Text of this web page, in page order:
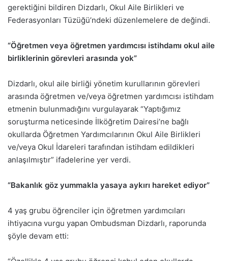
gerektiğini bildiren Dizdarlı, Okul Aile Birlikleri ve
Federasyonları Tüzüğü’ndeki düzenlemelere de değindi.
“Öğretmen veya öğretmen yardımcısı istihdamı okul aile
birliklerinin görevleri arasında yok”
Dizdarlı, okul aile birliği yönetim kurullarının görevleri
arasında öğretmen ve/veya öğretmen yardımcısı istihdam
etmenin bulunmadığını vurgulayarak “Yaptığımız
soruşturma neticesinde İlköğretim Dairesi’ne bağlı
okullarda Öğretmen Yardımcılarının Okul Aile Birlikleri
ve/veya Okul İdareleri tarafından istihdam edildikleri
anlaşılmıştır” ifadelerine yer verdi.
“Bakanlık göz yummakla yasaya aykırı hareket ediyor”
4 yaş grubu öğrenciler için öğretmen yardımcıları
ihtiyacına vurgu yapan Ombudsman Dizdarlı, raporunda
şöyle devam etti: